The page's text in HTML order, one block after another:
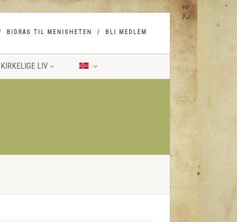
BIDRAG TIL MENIGHETEN BLI MEDLEM
KIRKELIGE LIV